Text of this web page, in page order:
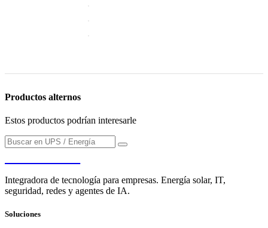
Productos alternos
Estos productos podrían interesarle
Integradora de tecnología para empresas. Energía solar, IT,
seguridad, redes y agentes de IA.
Soluciones